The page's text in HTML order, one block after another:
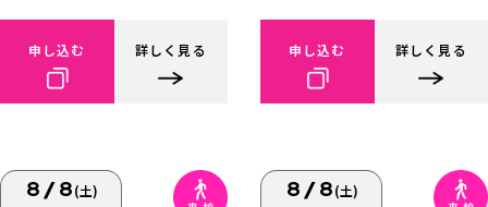
申し込む 詳しく見る 申し込む 詳しく見る
8/8(土) 8/8(土)